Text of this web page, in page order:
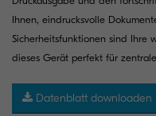
Ihnen, eindrucksvolle
Sicherheitsfunktionen sind Ihre
dieses Gerät perfekt für
Datenblatt downloaden